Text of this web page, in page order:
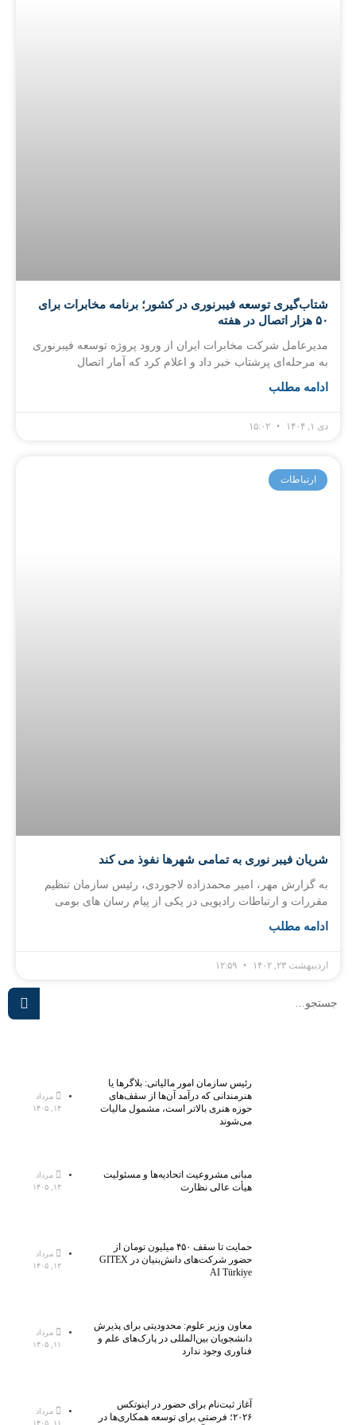
شتاب‌گیری توسعه فیبرنوری در کشور؛ برنامه مخابرات برای
۵۰ هزار اتصال در هفته
مدیرعامل شرکت مخابرات ایران از ورود پروژه توسعه فیبرنوری
به مرحله‌ای پرشتاب خبر داد و اعلام کرد که آمار اتصال
ادامه مطلب
دی ۱, ۱۴۰۴
ارتباطات
شریان فیبر نوری به تمامی شهرها نفوذ می کند
به گزارش مهر، امیر محمدزاده لاجوردی، رئیس سازمان تنظیم
مقررات و ارتباطات رادیویی در یکی از پیام رسان های بومی
ادامه مطلب
اردیبهشت ۲۳, ۱۴۰۲
رئیس سازمان امور مالیاتی: بلاگر‌ها یا
هنرمندانی که درآمد آن‌ها از سقف‌های
حوزه هنری بالاتر است، مشمول مالیات
می‌شوند
مرداد
۱۴, ۱۴۰۵
مبانی مشروعیت اتحادیه‌ها و مسئولیت
هیأت عالی نظارت
مرداد
۱۴, ۱۴۰۵
حمایت تا سقف ۴۵۰ میلیون تومان از
حضور شرکت‌های دانش‌بنیان در GITEX
AI Türkiye
مرداد
۱۲, ۱۴۰۵
معاون وزیر علوم: محدودیتی برای پذیرش
دانشجویان بین‌المللی در پارک‌های علم و
فناوری وجود ندارد
مرداد
۱۱, ۱۴۰۵
آغاز ثبت‌نام برای حضور در اینوتکس
۲۰۲۶؛ فرصتی برای توسعه همکاری‌ها در
مرداد
۱۱, ۱۴۰۵